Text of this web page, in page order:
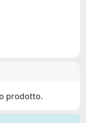
prodotto.